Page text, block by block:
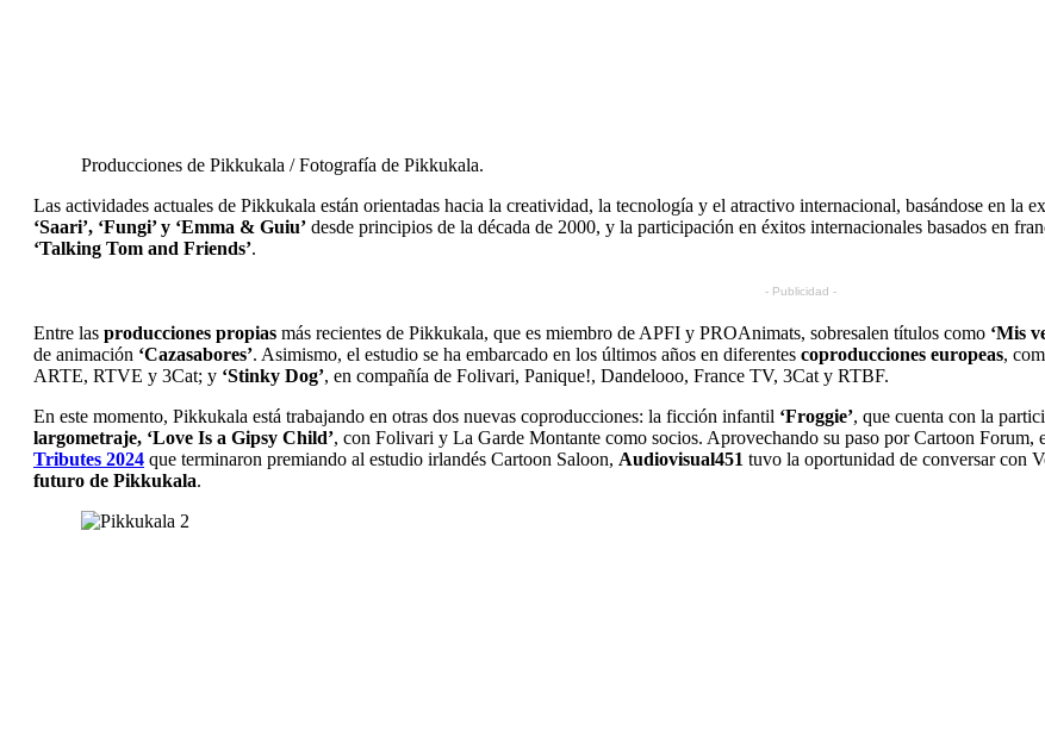
Producciones de Pikkukala / Fotografía de Pikkukala.
Las actividades actuales de Pikkukala están orientadas hacia la creatividad, la tecnología y el atractivo internacional, basándose en la
‘Saari’, ‘Fungi’ y ‘Emma & Guiu’ desde principios de la década de 2000, y la participación en éxitos internacionales basados ​​en
‘Talking Tom and Friends’.
- Publicidad -
Entre las producciones propias más recientes de Pikkukala, que es miembro de APFI y PROAnimats, sobresalen títulos como ‘Mis
de animación ‘Cazasabores’. Asimismo, el estudio se ha embarcado en los últimos años en diferentes coproducciones europeas,
ARTE, RTVE y 3Cat; y ‘Stinky Dog’, en compañía de Folivari, Panique!, Dandelooo, France TV, 3Cat y RTBF.
En este momento, Pikkukala está trabajando en otras dos nuevas coproducciones: la ficción infantil ‘Froggie’, que cuenta con la
largometraje, ‘Love Is a Gipsy Child’, con Folivari y La Garde Montante como socios. Aprovechando su paso por Cartoon Forum,
Tributes 2024 que terminaron premiando al estudio irlandés Cartoon Saloon, Audiovisual451 tuvo la oportunidad de conversar con
futuro de Pikkukala.